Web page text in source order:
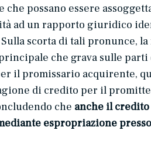
che possano essere
ad un rapporto giuridico
Sulla scorta di tali pronunce,
che grava sulle
il promissario acquirente,
di credito per il
che anche il
espropriazione